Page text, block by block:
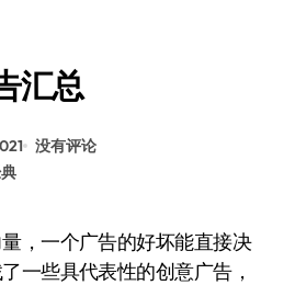
汇总
没有评论
一些具代表性的创意广告，